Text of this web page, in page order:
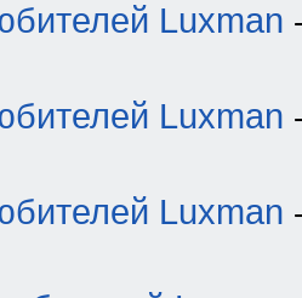
Luxman
Luxman
Luxman